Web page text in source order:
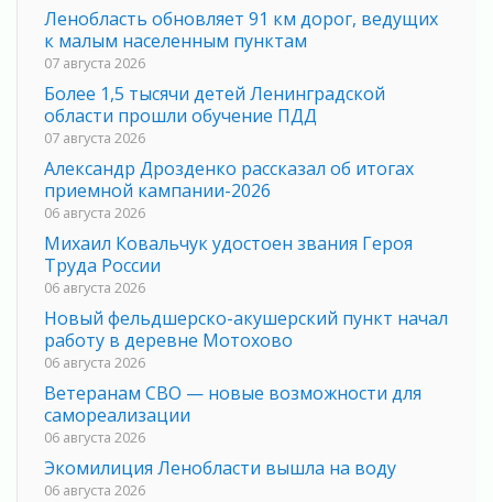
Ленобласть обновляет 91 км дорог, ведущих
к малым населенным пунктам
07 августа 2026
Более 1,5 тысячи детей Ленинградской
области прошли обучение ПДД
07 августа 2026
Александр Дрозденко рассказал об итогах
приемной кампании-2026
06 августа 2026
Михаил Ковальчук удостоен звания Героя
Труда России
06 августа 2026
Новый фельдшерско-акушерский пункт начал
работу в деревне Мотохово
06 августа 2026
Ветеранам СВО — новые возможности для
самореализации
06 августа 2026
Экомилиция Ленобласти вышла на воду
06 августа 2026